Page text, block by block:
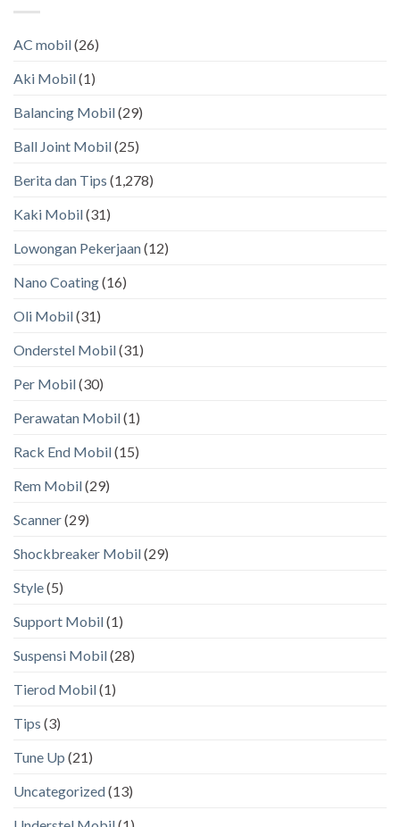
AC mobil(26)
Aki Mobil(1)
Balancing Mobil(29)
Ball Joint Mobil(25)
Berita dan Tips (1,278)
Kaki Mobil(31)
Lowongan Pekerjaan(12)
Nano Coating(16)
Oli Mobil(31)
Onderstel Mobil(31)
Per Mobil(30)
Perawatan Mobil(1)
Rack End Mobil(15)
Rem Mobil(29)
Scanner(29)
Shockbreaker Mobil(29)
Style(5)
Support Mobil(1)
Suspensi Mobil(28)
Tierod Mobil(1)
Tips (3)
Tune Up (21)
Uncategorized(13)